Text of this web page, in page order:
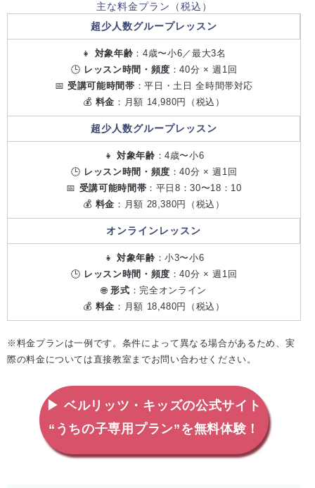
主な料金プラン（税込）
超少人数グループレッスン
👧 対象年齢 ：4歳〜小6／最大3名
🕒 レッスン時間・頻度 ：40分 × 週1回
📅受講可能時間帯 ：平日・土日 全時間帯対応
💰 料金 ：月額 14,980円（税込）
超少人数グループレッスン
👧 対象年齢 ：4歳〜小6
🕒 レッスン時間・頻度 ：40分 × 週1回
📅 受講可能時間帯 ：平日8：30〜18：10
💰 料金 ：月額 28,380円（税込）
オンラインレッスン
👧 対象年齢 ：小3〜小6
🕒 レッスン時間・頻度 ：40分 × 週1回
🌐形式 ：完全オンライン
💰 料金 ：月額 18,480円（税込）
※料金プランは一例です。条件によって異なる場合があるため、実
際の料金については直接教室までお問い合わせください。
▶ ベルリッツ・キッズの公式サイト
“うちの子専用プラン”を無料体験！